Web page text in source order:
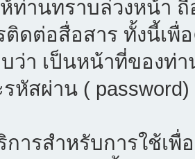
ท่านทราบล่วงหน้า
ติดต่อสื่อสาร ทั้งนี้เพื่
ว่า เป็นหน้าที่ของท่
รหัสผ่าน (
การสำหรับการใช้เ